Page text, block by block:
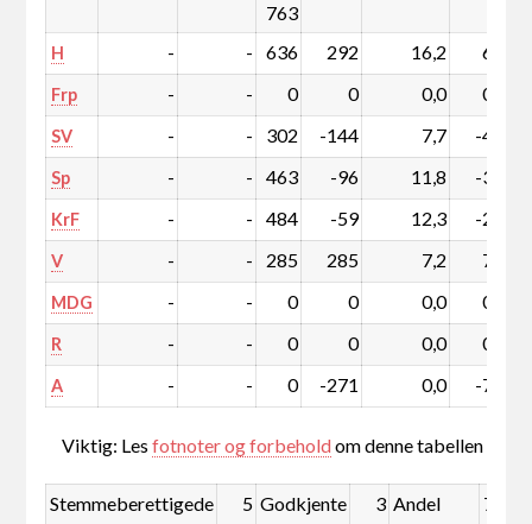
763
H - - 636 292 16,2 6,7
Frp - - 0 0 0,0 0,0
SV - - 302 -144 7,7 -4,6
Sp - - 463 -96 11,8 -3,6
KrF - - 484 -59 12,3 -2,6
V - - 285 285 7,2 7,2
MDG - - 0 0 0,0 0,0
R - - 0 0 0,0 0,0
A - - 0 -271 0,0 -7,5
Viktig: Lesfotnoter og forbeholdom denne tabellen
Stemmeberettigede
5 Godkjente
3 Andel
70,5